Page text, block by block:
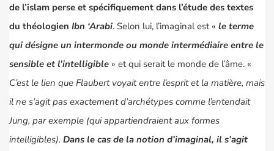
de l’islam perse et spécifiquement dans l’étude des textes
du théologien Ibn ‘Arabi. Selon lui, l’imaginal est « le terme
qui désigne un intermonde ou monde intermédiaire entre le
sensible et l’intelligible » et qui serait le monde de l’âme. «
C’est le lien que Flaubert voyait entre l’esprit et la matière, mais
il ne s’agit pas exactement d’archétypes comme l’entendait
Jung, par exemple (qui appartiendraient aux formes
intelligibles). Dans le cas de la notion d’imaginal, il s’agit